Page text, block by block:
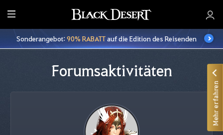
A
l
l
e
Sonderangebot:90% RABATTauf die Edition des Reisenden
Forumsaktivitäten
Mehr erfahren